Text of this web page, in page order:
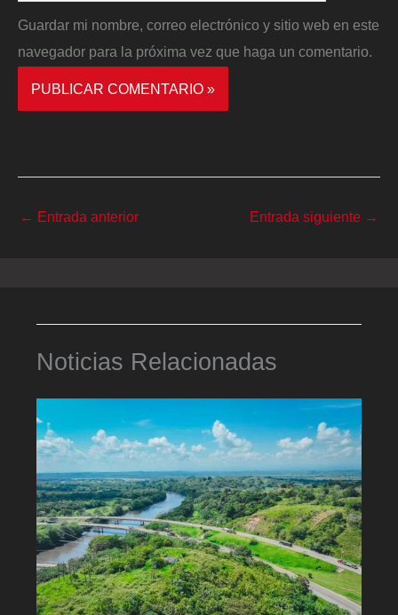
Guardar mi nombre, correo electrónico y sitio web en este
navegador para la próxima vez que haga un comentario.
← Entrada anterior Entrada siguiente →
Noticias Relacionadas